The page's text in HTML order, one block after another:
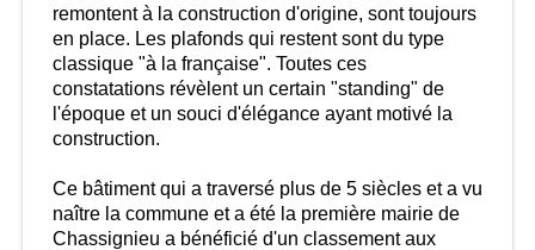
remontent à la construction d'origine, sont toujours
en place. Les plafonds qui restent sont du type
classique "à la française". Toutes ces
constatations révèlent un certain "standing" de
l'époque et un souci d'élégance ayant motivé la
construction.
Ce bâtiment qui a traversé plus de 5 siècles et a vu
naître la commune et a été la première mairie de
Chassignieu a bénéficié d'un classement aux